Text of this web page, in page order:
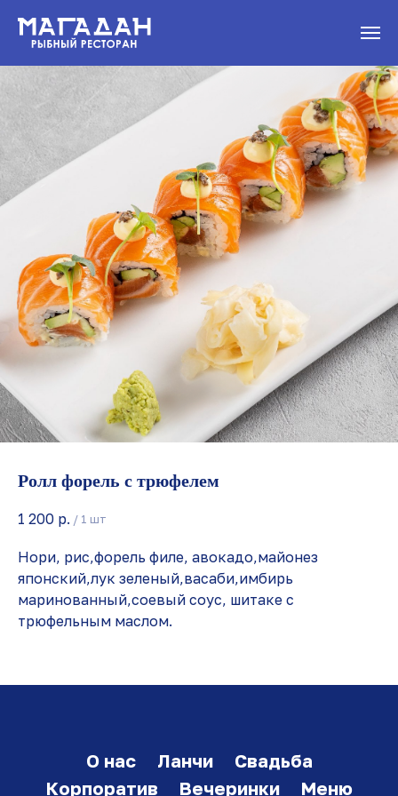
Ролл форель с трюфелем
1 200 р. / 1 шт
Нори, рис,форель филе, авокадо,майонез
японский,лук зеленый,васаби,имбирь
маринованный,соевый соус, шитаке с
трюфельным маслом.
О нас Ланчи
Свадьба
Корпоратив
Вечеринки Меню